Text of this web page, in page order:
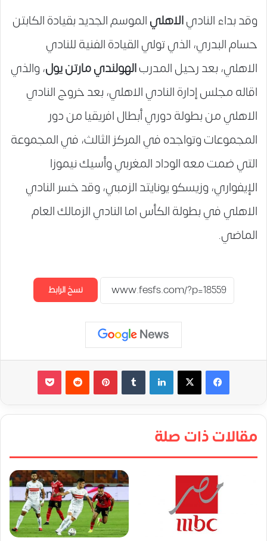
وقد بداء الناديالاهليالموسم الجديد بقيادة الكابتن
حسام البدري، الذي تولي القيادة الفنية للنادي
الاهلي، بعد رحيل المدربالهولندي مارتن يول، والذي
اقاله مجلس إدارة النادي الاهلي، بعد خروج النادي
الاهلي من بطولة دوري أبطال افريقيا من دور
المجموعات وتواجده في المركز الثالث، في المجموعة
التي ضمت معه الوداد المغربي وأسيك نيموزا
الإيفواري، وزيسكو يونايتد الزمبي، وقد خسر النادي
الاهلي في بطولة الكأس اما النادي الزمالك العام
الماضي.
نسخ الرابط
لينكدإن بينتيريست
مقالات ذات صلة